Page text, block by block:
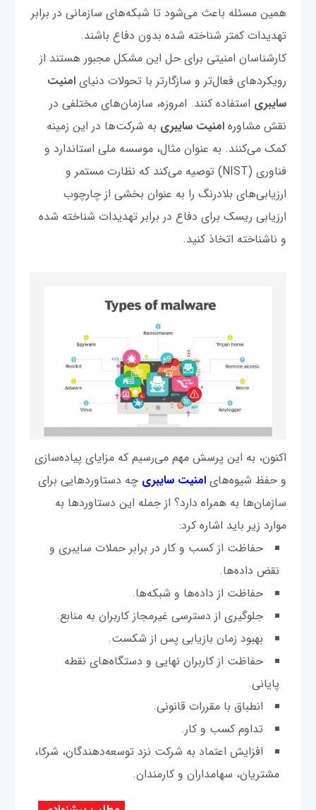
همین مسئله باعث می‌شود تا شبکه‌های سازمانی در برابر
تهدیدات کمتر شناخته شده بدون دفاع باشند.
کارشناسان امنیتی برای حل این مشکل مجبور هستند از
رویکردهای فعال‌تر و سازگارتر با تحولات دنیایامنیت
سایبری استفاده کنند. امروزه، سازمان‌های مختلفی در
نقش مشاوره امنیت سایبری به شرکت‌ها در این زمینه
کمک می‌کنند. به عنوان مثال، موسسه ملی استاندارد و
فناوری (NIST) توصیه می‌کند که نظارت مستمر و
ارزیابی‌های بلادرنگ را به عنوان بخشی از چارچوب
ارزیابی ریسک برای دفاع در برابر تهدیدات شناخته شده
و ناشناخته اتخاذ کنید.
اکنون، به این پرسش مهم می‌رسیم که مزایای پیاده‌سازی
و حفظ شیوه‌های امنیت سایبری چه دستاوردهایی برای
سازمان‌ها به همراه دارد؟ از جمله این دستاوردها به
موارد زیر باید اشاره کرد:
حفاظت از کسب و کار در برابر حملات سایبری و
نقض داده‌ها.
حفاظت از داده‌ها و شبکه‌ها.
جلوگیری از دسترسی غیرمجاز کاربران به منابع.
بهبود زمان بازیابی پس از شکست.
حفاظت از کاربران نهایی و دستگاه‌های نقطه
پایانی.
انطباق با مقررات قانونی.
تداوم کسب و کار.
افزایش اعتماد به شرکت نزد توسعه‌دهندگان، شرکا،
مشتریان، سهامداران و کارمندان.